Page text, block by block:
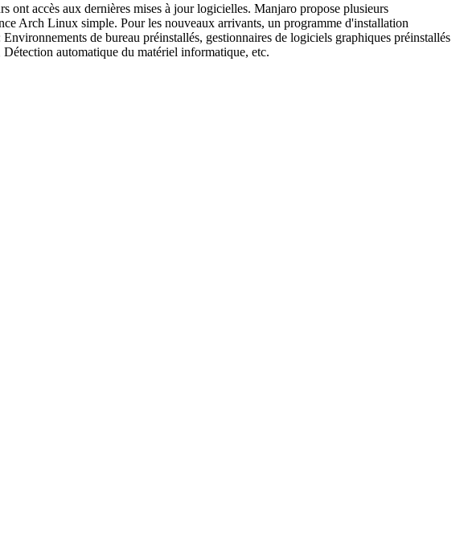
accès aux dernières mises à jour logicielles. Manjaro propose plusieurs
Arch Linux simple. Pour les nouveaux arrivants, un programme d'installation
de bureau préinstallés, gestionnaires de logiciels graphiques préinstallés
automatique du matériel informatique, etc.